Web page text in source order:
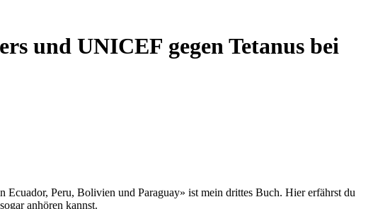
und UNICEF gegen Tetanus bei
Peru, Bolivien und Paraguay» ist mein drittes Buch. Hier erfährst du
anhören kannst.